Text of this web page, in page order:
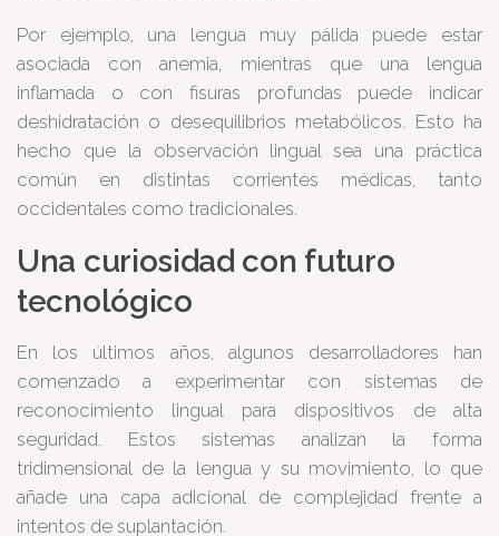
Por ejemplo, una lengua muy pálida puede estar
asociada con anemia, mientras que una lengua
inflamada o con fisuras profundas puede indicar
deshidratación o desequilibrios metabólicos. Esto ha
hecho que la observación lingual sea una práctica
común en distintas corrientes médicas, tanto
occidentales como tradicionales.
Una curiosidad con futuro
tecnológico
En los últimos años, algunos desarrolladores han
comenzado a experimentar con sistemas de
reconocimiento lingual para dispositivos de alta
seguridad. Estos sistemas analizan la forma
tridimensional de la lengua y su movimiento, lo que
añade una capa adicional de complejidad frente a
intentos de suplantación.